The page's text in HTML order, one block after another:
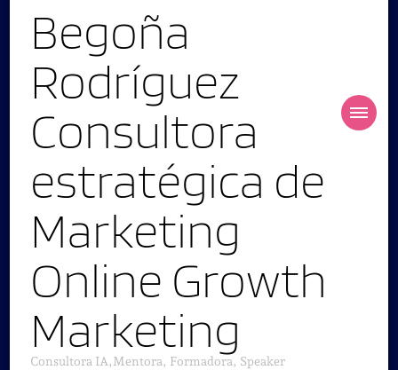
Begoña
Rodríguez
Consultora
estratégica de
Marketing
Online Growth
Marketing
Consultora IA,Mentora, Formadora, Speaker